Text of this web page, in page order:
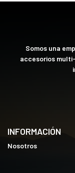
Somos una
accesorios
INFORMACIÓN
Nosotros